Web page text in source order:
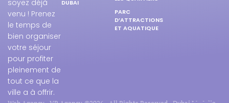
soyez déjà
venu ! Prenez
le temps de
bien organiser
votre séjour
pour profiter
pleinement de
tout ce que la
ville a à offrir.
DUBAI
PARC
D’ATTRACTIONS
ET AQUATIQUE